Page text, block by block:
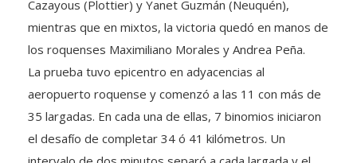
mientras que en mixtos, la victoria quedó en manos de
los roquenses Maximiliano Morales y Andrea Peña.
La prueba tuvo epicentro en adyacencias al
aeropuerto roquense y comenzó a las 11 con más de
35 largadas. En cada una de ellas, 7 binomios iniciaron
el desafío de completar 34 ó 41 kilómetros. Un
intervalo de dos minutos separó a cada largada y el